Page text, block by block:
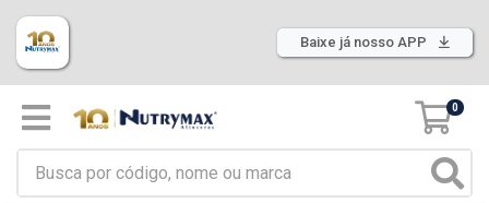
Baixe já nosso APP
0